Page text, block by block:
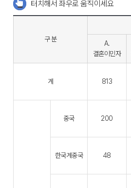
터치해서 좌우로 움직이세요
구 분
A.
결혼이민자
계 813
중국 200
한국계중국 48